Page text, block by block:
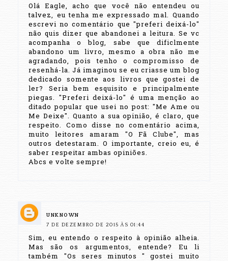
Olá Eagle, acho que você não entendeu ou
talvez, eu tenha me expressado mal. Quando
escrevi no comentário que "preferi deixá-lo"
não quis dizer que abandonei a leitura. Se vc
acompanha o blog, sabe que dificlmente
abandono um livro, mesmo a obra não me
agradando, pois tenho o compromisso de
resenhá-la. Já imaginou se eu criasse um blog
dedicado somente aos livros que gostei de
ler? Seria bem esquisito e principalmente
piegas. "Preferi deixá-lo" é uma menção ao
ditado popular que usei no post: "Me Ame ou
Me Deixe". Quanto a sua opinião, é claro, que
respeito. Como disse no comentário acima,
muito leitores amaram "O Fã Clube", mas
outros detestaram. O importante, creio eu, é
saber respeitar ambas opiniões.
Abcs e volte sempre!
UNKNOWN
7 DE DEZEMBRO DE 2015 ÀS 01:44
Sim, eu entendo o respeito à opinião alheia.
Mas são os argumentos, entende? Eu li
também "Os seres minutos " gostei muito